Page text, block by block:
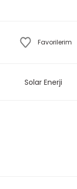
Favorilerim
Solar Enerji